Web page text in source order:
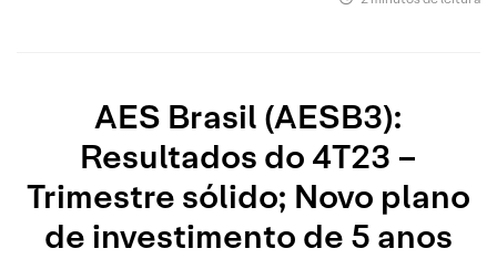
AES Brasil (AESB3):
Resultados do 4T23 –
Trimestre sólido; Novo plano
de investimento de 5 anos